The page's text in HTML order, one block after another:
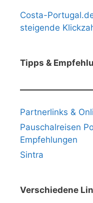
Costa-
steigende
Tipps &
Partnerlinks &
Pauschalreisen
Empfehlungen
Sintra
Verschiedene